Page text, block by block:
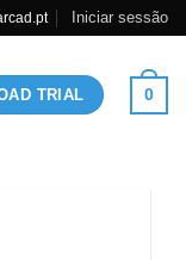
Iniciar sessão
TRIAL 0